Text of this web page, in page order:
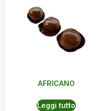
AFRICANO
Leggi tutto